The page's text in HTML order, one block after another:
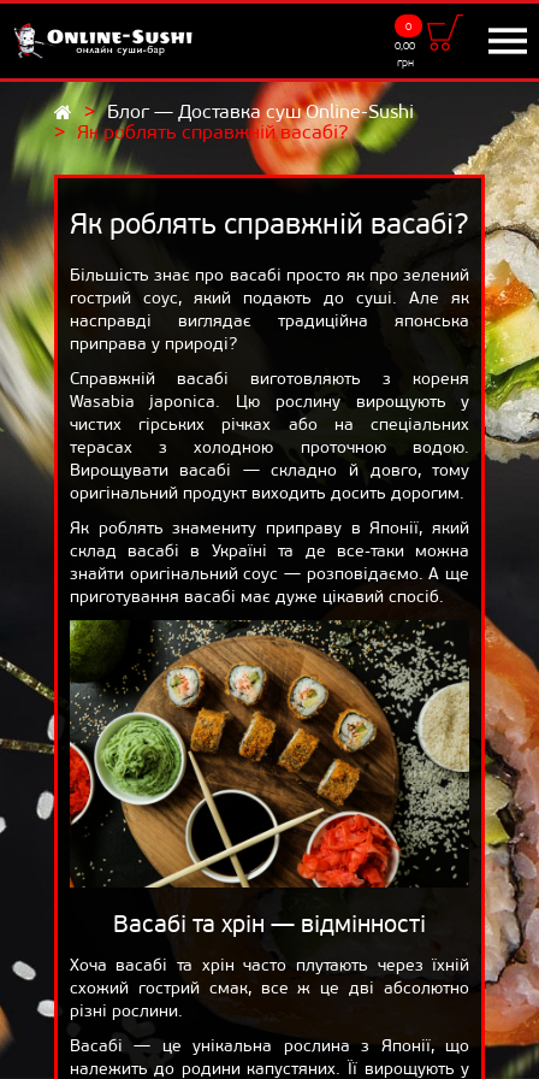
0
0,00
грн
Блог — Доставка суш Online-Sushi
Як роблять справжній васабі?
Як роблять справжній васабі?
Більшість знає про васабі просто як про зелений
гострий соус, який подають до суші. Але як
насправді виглядає традиційна японська
приправа у природі?
Справжній васабі виготовляють з кореня
Wasabia japonica. Цю рослину вирощують у
чистих гірських річках або на спеціальних
терасах з холодною проточною водою.
Вирощувати васабі — складно й довго, тому
оригінальний продукт виходить досить дорогим.
Як роблять знамениту приправу в Японії, який
склад васабі в Україні та де все-таки можна
знайти оригінальний соус — розповідаємо. А ще
приготування васабі має дуже цікавий спосіб.
Васабі та хрін — відмінності
Хоча васабі та хрін часто плутають через їхній
схожий гострий смак, все ж це дві абсолютно
різні рослини.
Васабі — це унікальна рослина з Японії, що
належить до родини капустяних. Її вирощують у
Доставка
9:00 - 22:00
UKR
МЕНЮ
Суші-сети
Суші
Додатки
Напої
САМОВИВІЗ
АКЦІЇ
ВІДГУКИ
ДОСТАВКА
КОШИК
ПРО НАС
БЛОГ